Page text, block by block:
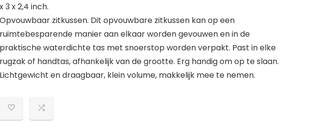
x 3 x 2,4 inch.
Opvouwbaar zitkussen. Dit opvouwbare zitkussen kan op een
ruimtebesparende manier aan elkaar worden gevouwen en in de
praktische waterdichte tas met snoerstop worden verpakt. Past in elke
rugzak of handtas, afhankelijk van de grootte. Erg handig om op te slaan.
Lichtgewicht en draagbaar, klein volume, makkelijk mee te nemen.